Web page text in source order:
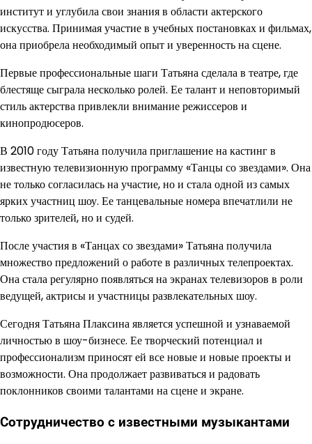
институт и углубила свои знания в области актерского
искусства. Принимая участие в учебных постановках и фильмах,
она приобрела необходимый опыт и уверенность на сцене.
Первые профессиональные шаги Татьяна сделала в театре, где
блестяще сыграла несколько ролей. Ее талант и неповторимый
стиль актерства привлекли внимание режиссеров и
кинопродюсеров.
В 2010 году Татьяна получила приглашение на кастинг в
известную телевизионную программу «Танцы со звездами». Она
не только согласилась на участие, но и стала одной из самых
ярких участниц шоу. Ее танцевальные номера впечатлили не
только зрителей, но и судей.
После участия в «Танцах со звездами» Татьяна получила
множество предложений о работе в различных телепроектах.
Она стала регулярно появляться на экранах телевизоров в роли
ведущей, актрисы и участницы развлекательных шоу.
Сегодня Татьяна Плаксина является успешной и узнаваемой
личностью в шоу-бизнесе. Ее творческий потенциал и
профессионализм приносят ей все новые и новые проекты и
возможности. Она продолжает развиваться и радовать
поклонников своими талантами на сцене и экране.
Сотрудничество с известными музыкантами